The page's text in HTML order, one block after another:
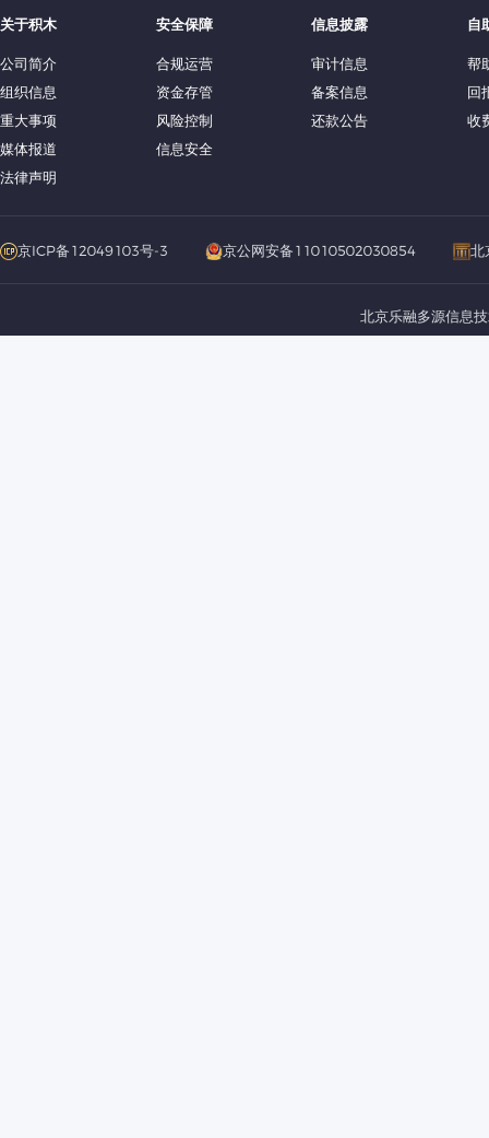
关于积木
公司简介
组织信息
重大事项
媒体报道
法律声明
安全保障
合规运营
资金存管
风险控制
信息安全
信息披露
审计信息
备案信息
还款公告
自
帮
回
收
京ICP备12049103号-3 京公网安备11010502030854 北
北京乐融多源信息